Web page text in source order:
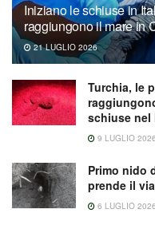
Iniziano le schiuse in
raggiungono il mare in
21 LUGLIO 2026
Turchia, le
schiuse nel
9 LUGLIO 2026
Primo nido
prende il
6 LUGLIO 2026